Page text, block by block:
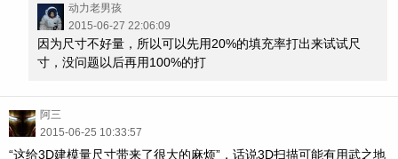
动力老男孩
2015-06-27 22:06:09
因为尺寸不好量，所以可以先用20%的填充率打出来试试尺
寸，没问题以后再用100%的打
阿三
2015-06-25 10:33:57
“这给3D建模量尺寸带来了很大的麻烦”，话说3D扫描可能有用武之地